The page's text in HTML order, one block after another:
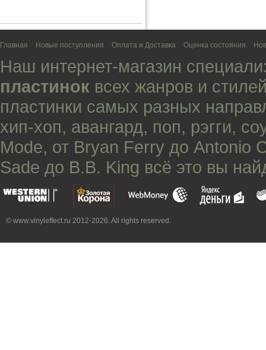
Главная Новые поступления Оплата и Доставка Оценка состояния
Наш интернет-магазин
пластинок всех жанров и
пластинки самых разных
хип-хоп, авангард, поп, рэгги,
Mode, от Bryan Ferry до Antonio
Sade до B.B. King всё это вы
© www.vinyleffect.ru 2012-2026. All rights reserved.